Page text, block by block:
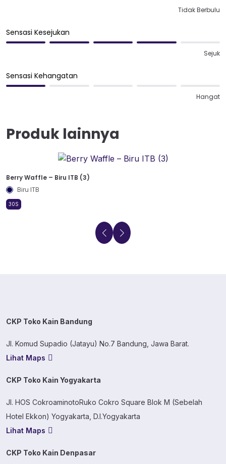
Tidak Berbulu
Sensasi Kesejukan
Sejuk
Sensasi Kehangatan
Hangat
Produk lainnya
Berry Waffle – Biru ITB (3)
Biru ITB
30S
CKP Toko Kain Bandung
Jl. Komud Supadio (Jatayu) No.7 Bandung, Jawa Barat.
Lihat Maps
CKP Toko Kain Yogyakarta
Jl. HOS CokroaminotoRuko Cokro Square Blok M (Sebelah
Hotel Ekkon) Yogyakarta, D.I.Yogyakarta
Lihat Maps
CKP Toko Kain Denpasar